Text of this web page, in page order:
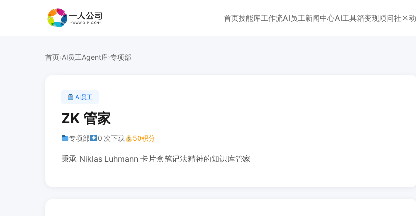
首页技能库工作流AI员工新闻中心AI工具箱变现顾问社区
首页›AI员工Agent库›专项部
AI员工
ZK 管家
专项部 0 次下载 50积分
秉承 Niklas Luhmann 卡片盒笔记法精神的知识库管家